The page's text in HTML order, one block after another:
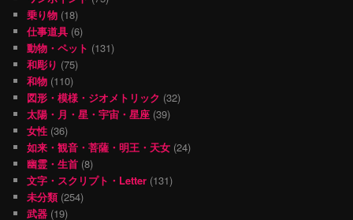
乗り物 (18)
仕事道具 (6)
動物・ペット (131)
和彫り (75)
和物 (110)
図形・模様・ジオメトリック (32)
太陽・月・星・宇宙・星座 (39)
女性 (36)
如来・観音・菩薩・明王・天女 (24)
幽霊・生首 (8)
文字・スクリプト・Letter (131)
未分類(254)
武器 (19)